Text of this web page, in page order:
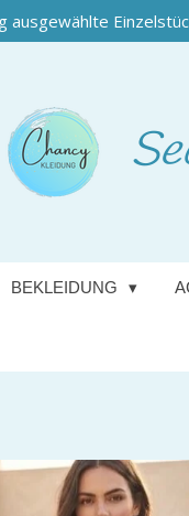
ausgewählte
BEKLEIDUNG